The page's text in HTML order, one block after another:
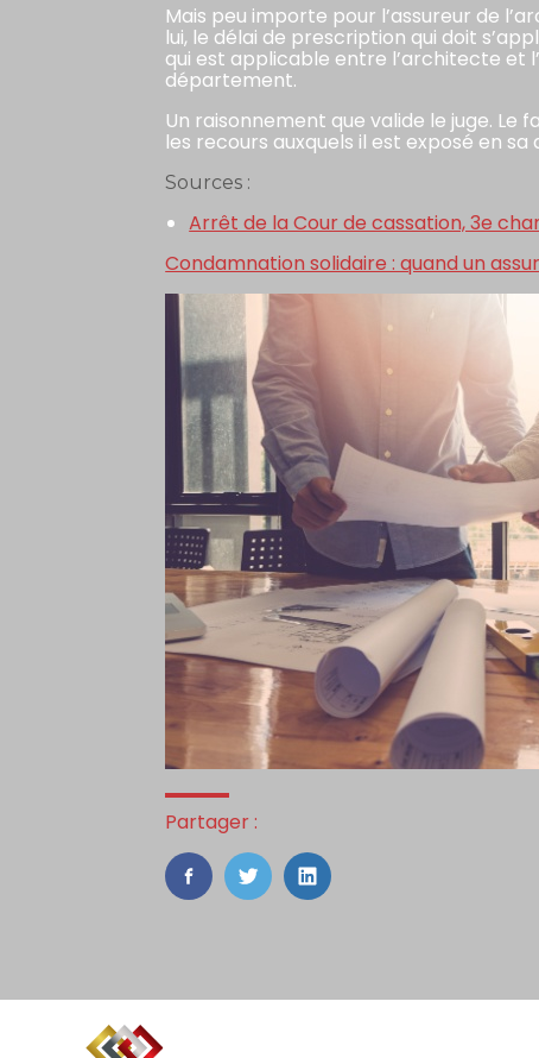
Mais peu importe pour l’assureur de
lui, le délai de prescription qui doit
qui est applicable entre l’architecte et
département.
Un raisonnement que valide le juge. Le
les recours auxquels il est exposé en
Sources :
Arrêt de la Cour de cassation, 3e
Condamnation solidaire : quand un
Partager :
FaceBook
TwitterLinkedIn